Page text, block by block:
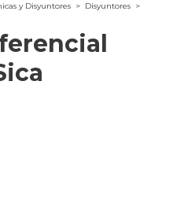
y Disyuntores > Disyuntores >